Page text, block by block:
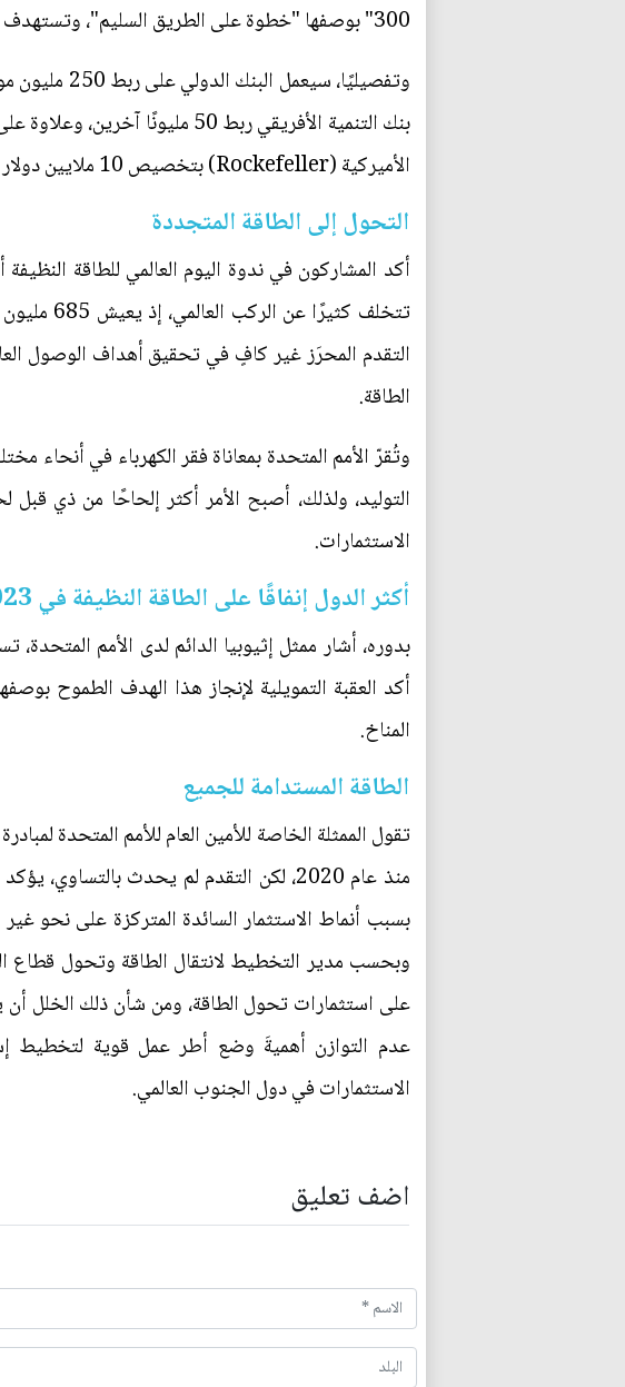
300" بوصفها "خطوة على الطريق السليم"، وتستهدف الشراكة توفير الكهرباء لنحو 300 مليون أفريقي بحلول عام 2030.
وتفصيليًا،
الأميركية (Rockefeller) بتخصيص 10 ملايين دولار لإقامة مرفق دعم فنّي يدعم مشروعات الكهرباء في 11 بلدًا أفريقيًا.
التحول إلى الطاقة المتجددة
أكد المشاركون في ندوة اليوم العالمي للطاقة
تتخلف
التقدم المحرَز غير كافٍ في تحقيق أهداف الوصول
الطاقة.
وتُقرّ الأمم المتحدة بمعاناة فقر الكهرباء في أنحاء
التوليد، ولذلك، أصبح الأمر أكثر إلحاحًا من ذي قبل
الاستثمارات.
أكثر الدول إنفاقًا على الطاقة النظيفة في 2023
أكد العقبة التمويلية لإنجاز هذا الهدف الطموح
المناخ.
الطاقة المستدامة للجميع
تقول الممثلة الخاصة للأمين العام للأمم المتحدة
منذ عام 2020، لكن التقدم لم يحدث
بسبب أنماط الاستثمار السائدة المتركزة على نحو
على استثمارات تحول الطاقة، ومن شأن ذلك الخلل أن
عدم التوازن أهميةَ وضع أطر عمل قوية لتخطيط
الاستثمارات في دول الجنوب العالمي.
اضف تعليق